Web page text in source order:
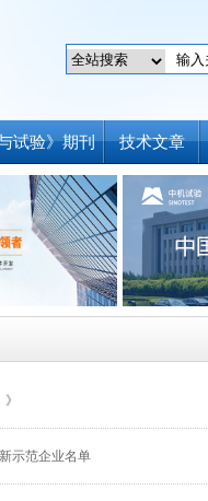
试验》期刊 技术文章
示范企业名单